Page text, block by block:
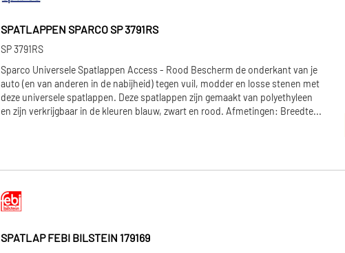
SPATLAPPEN SPARCO SP 3791RS
SP 3791RS
Sparco Universele Spatlappen Access - Rood Bescherm de onderkant van je
auto (en van anderen in de nabijheid) tegen vuil, modder en losse stenen met
deze universele spatlappen. Deze spatlappen zijn gemaakt van polyethyleen
en zijn verkrijgbaar in de kleuren blauw, zwart en rood. Afmetingen: Breedte...
SPATLAP FEBI BILSTEIN 179169